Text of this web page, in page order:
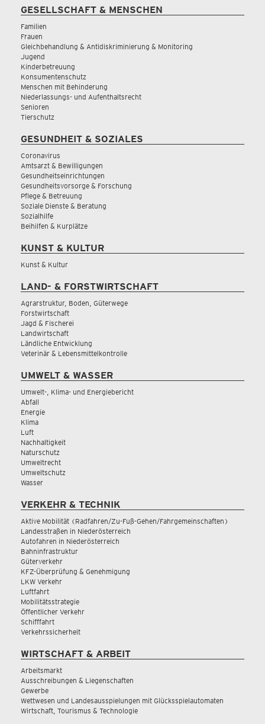
GESELLSCHAFT & MENSCHEN
Familien
Frauen
Gleichbehandlung & Antidiskriminierung & Monitoring
Jugend
Kinderbetreuung
Konsumentenschutz
Menschen mit Behinderung
Niederlassungs- und Aufenthaltsrecht
Senioren
Tierschutz
GESUNDHEIT & SOZIALES
Coronavirus
Amtsarzt & Bewilligungen
Gesundheitseinrichtungen
Gesundheitsvorsorge & Forschung
Pflege & Betreuung
Soziale Dienste & Beratung
Sozialhilfe
Beihilfen & Kurplätze
KUNST & KULTUR
Kunst & Kultur
LAND- & FORSTWIRTSCHAFT
Agrarstruktur, Boden, Güterwege
Forstwirtschaft
Jagd & Fischerei
Landwirtschaft
Ländliche Entwicklung
Veterinär & Lebensmittelkontrolle
UMWELT & WASSER
Umwelt-, Klima- und Energiebericht
Abfall
Energie
Klima
Luft
Nachhaltigkeit
Naturschutz
Umweltrecht
Umweltschutz
Wasser
VERKEHR & TECHNIK
Aktive Mobilität (Radfahren/Zu-Fuß-Gehen/Fahrgemeinschaften)
Landesstraßen in Niederösterreich
Autofahren in Niederösterreich
Bahninfrastruktur
Güterverkehr
KFZ-Überprüfung & Genehmigung
LKW Verkehr
Luftfahrt
Mobilitätsstrategie
Öffentlicher Verkehr
Schifffahrt
Verkehrssicherheit
WIRTSCHAFT & ARBEIT
Arbeitsmarkt
Ausschreibungen & Liegenschaften
Gewerbe
Wettwesen und Landesausspielungen mit Glücksspielautomaten
Wirtschaft, Tourismus & Technologie